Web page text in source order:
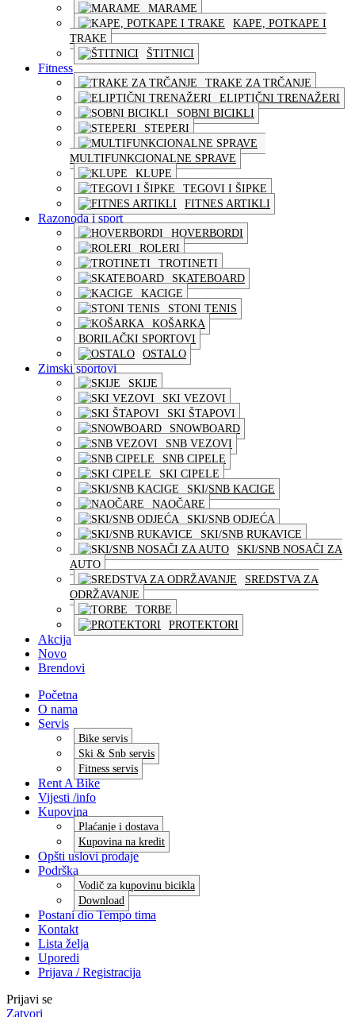
MARAME
KAPE, POTKAPE I
TRAKE
ŠTITNICI
Fitness
TRAKE ZA TRČANJE
ELIPTIČNI TRENAŽERI
SOBNI BICIKLI
STEPERI
MULTIFUNKCIONALNE SPRAVE
KLUPE
TEGOVI I ŠIPKE
FITNES ARTIKLI
Razonoda i sport
HOVERBORDI
ROLERI
TROTINETI
SKATEBOARD
KACIGE
STONI TENIS
KOŠARKA
BORILAČKI SPORTOVI
OSTALO
Zimski sportovi
SKIJE
SKI VEZOVI
SKI ŠTAPOVI
SNOWBOARD
SNB VEZOVI
SNB CIPELE
SKI CIPELE
SKI/SNB KACIGE
NAOČARE
SKI/SNB ODJEĆA
SKI/SNB RUKAVICE
SKI/SNB NOSAČI ZA
AUTO
SREDSTVA ZA
ODRŽAVANJE
TORBE
PROTEKTORI
Akcija
Novo
Brendovi
Početna
O nama
Servis
Bike servis
Ski & Snb servis
Fitness servis
Rent A Bike
Vijesti /info
Kupovina
Plaćanje i dostava
Kupovina na kredit
Opšti uslovi prodaje
Podrška
Vodič za kupovinu bicikla
Download
Postani dio Tempo tima
Kontakt
Lista želja
Uporedi
Prijava / Registracija
Prijavi se
Zatvori